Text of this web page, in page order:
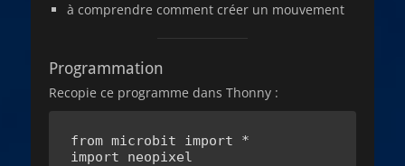
à comprendre comment créer un mouvement
Programmation
Recopie ce programme dans Thonny :
from microbit import *
import neopixel